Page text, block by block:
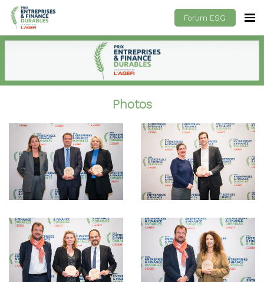
Forum ESG
Photos